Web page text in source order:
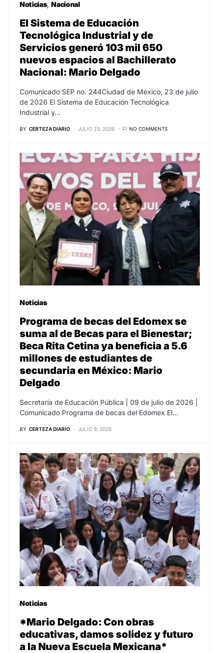
Noticias Nacional
El Sistema de Educación
Tecnológica Industrial y de
Servicios generó 103 mil 650
nuevos espacios al Bachillerato
Nacional: Mario Delgado
Comunicado SEP no. 244Ciudad de México, 23 de julio
de 2026 El Sistema de Educación Tecnológica
Industrial y…
BY CERTEZA DIARIO JULIO 23, 2026 NO COMMENTS
Noticias
Programa de becas del Edomex se
suma al de Becas para el Bienestar;
Beca Rita Cetina ya beneficia a 5.6
millones de estudiantes de
secundaria en México: Mario
Delgado
Secretaría de Educación Pública | 09 de julio de 2026 |
Comunicado Programa de becas del Edomex El…
BY CERTEZA DIARIO JULIO 9, 2026
Noticias
*Mario Delgado: Con obras
educativas, damos solidez y futuro
a la Nueva Escuela Mexicana*